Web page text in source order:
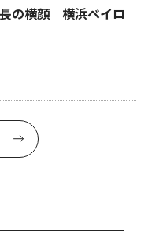
の横顔 横浜ベイロ